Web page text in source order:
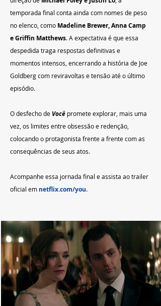
temporada final conta ainda com nomes de peso
no elenco, como Madeline Brewer, Anna Camp
e Griffin Matthews. A expectativa é que essa
despedida traga respostas definitivas e
momentos intensos, encerrando a história de Joe
Goldberg com reviravoltas e tensão até o último
episódio.
O desfecho de Você promete explorar, mais uma
vez, os limites entre obsessão e redenção,
colocando o protagonista frente a frente com as
consequências de seus atos.
Acompanhe essa jornada final e assista ao trailer
oficial em netflix.com/you.